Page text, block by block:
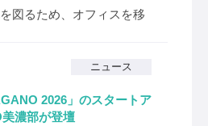
図るため、オフィスを移
ニュース
2026」のスタートア
濃部が登壇